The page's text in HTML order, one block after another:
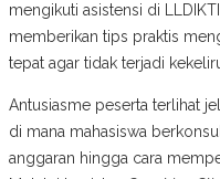
mengikuti asistensi di
memberikan tips praktis
tepat agar tidak terjadi
Antusiasme peserta terlihat
di mana mahasiswa
anggaran hingga cara